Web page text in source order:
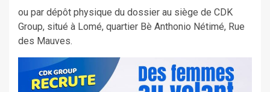
ou par dépôt physique du dossier au siège de CDK
Group, situé à Lomé, quartier Bè Anthonio Nétimé, Rue
des Mauves.